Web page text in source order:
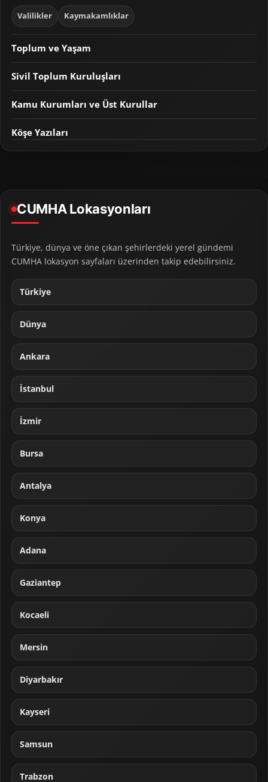
Valilikler Kaymakamlıklar
Toplum ve Yaşam
Sivil Toplum Kuruluşları
Kamu Kurumları ve Üst Kurullar
Köşe Yazıları
CUMHA Lokasyonları
Türkiye, dünya ve öne çıkan şehirlerdeki yerel gündemi
CUMHA lokasyon sayfaları üzerinden takip edebilirsiniz.
Türkiye
Dünya
Ankara
İstanbul
İzmir
Bursa
Antalya
Konya
Adana
Gaziantep
Kocaeli
Mersin
Diyarbakır
Kayseri
Samsun
Trabzon